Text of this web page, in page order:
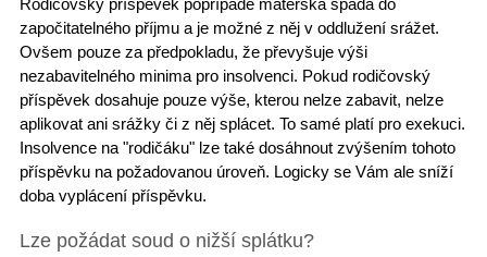
Rodičovský příspěvek popřípadě mateřská spadá do
započitatelného příjmu a je možné z něj v oddlužení srážet.
Ovšem pouze za předpokladu, že převyšuje výši
nezabavitelného minima pro insolvenci. Pokud rodičovský
příspěvek dosahuje pouze výše, kterou nelze zabavit, nelze
aplikovat ani srážky či z něj splácet. To samé platí pro exekuci.
Insolvence na "rodičáku"lze také dosáhnout zvýšením tohoto
příspěvku na požadovanou úroveň. Logicky se Vám ale sníží
doba vyplácení příspěvku.
Lze požádat soud o nižší splátku?